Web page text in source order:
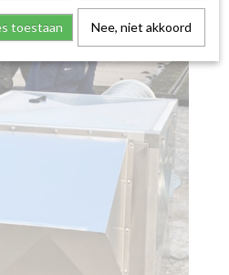
toestaan Nee, niet akkoord